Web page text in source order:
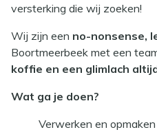
versterking die wij zoeken!
Wij zijn een no-nonsense,
Boortmeerbeek met een
koffie en een glimlach
Wat ga je doen?
Verwerken en